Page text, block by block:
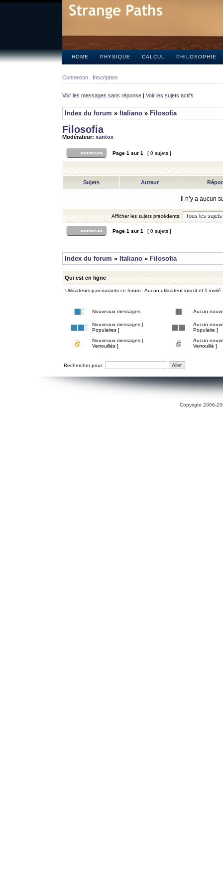
HOME PHYSIQUE CALCUL PHILOSOPHIE
Connexion Inscription
Voir les messages sans réponse | Voir les sujets actifs
Index du forum » Italiano » Filosofia
Filosofia
Modérateur: xantox
Page 1 sur 1 [ 0 sujets ]
Sujets Auteur
Il n’y a aucun
Afficher les sujets précédents:
Page 1 sur 1 [ 0 sujets ]
Index du forum » Italiano » Filosofia
Qui est en ligne
Utilisateurs parcourants ce forum : Aucun utilisateur inscrit et 1 invité
Nouveaux messages Aucun
Nouveaux messages [
Populaires ]
Aucun
Populaire ]
Nouveaux messages [
Verrouillés ]
Aucun
Verrouillé ]
Rechercher pour:
Copyright 2006-